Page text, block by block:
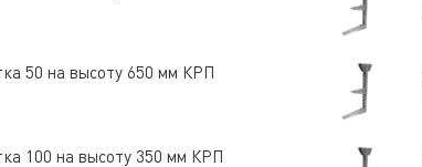
50 на высоту 650 мм КРП
100 на высоту 350 мм КРП